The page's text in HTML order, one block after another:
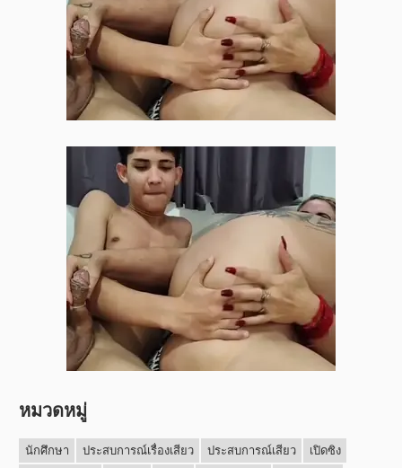
หมวดหมู่
นักศึกษา ประสบการณ์เรื่องเสียว ประสบการณ์เสียว เปิดซิง